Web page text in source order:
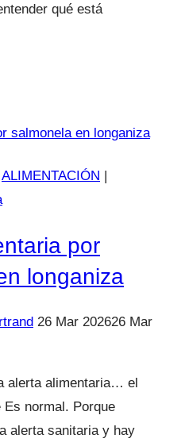
qué está
ALIMENTACIÓN |
por
longaniza
26 Mar 202626 Mar
alerta alimentaria… el
normal. Porque
alerta sanitaria y hay